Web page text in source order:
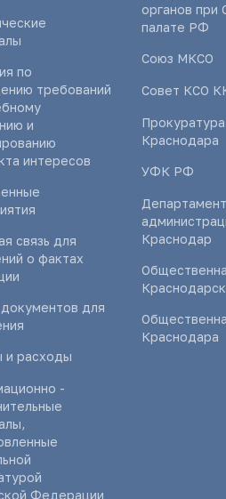
по
требований
и
интересов
связь для
о фактах
для
и расходы
-
Федерации
органов при
палате РФ
Союз МКСО
Совет КСО
Прокуратура
Краснодара
УФК РФ
Краснодар
Краснодара